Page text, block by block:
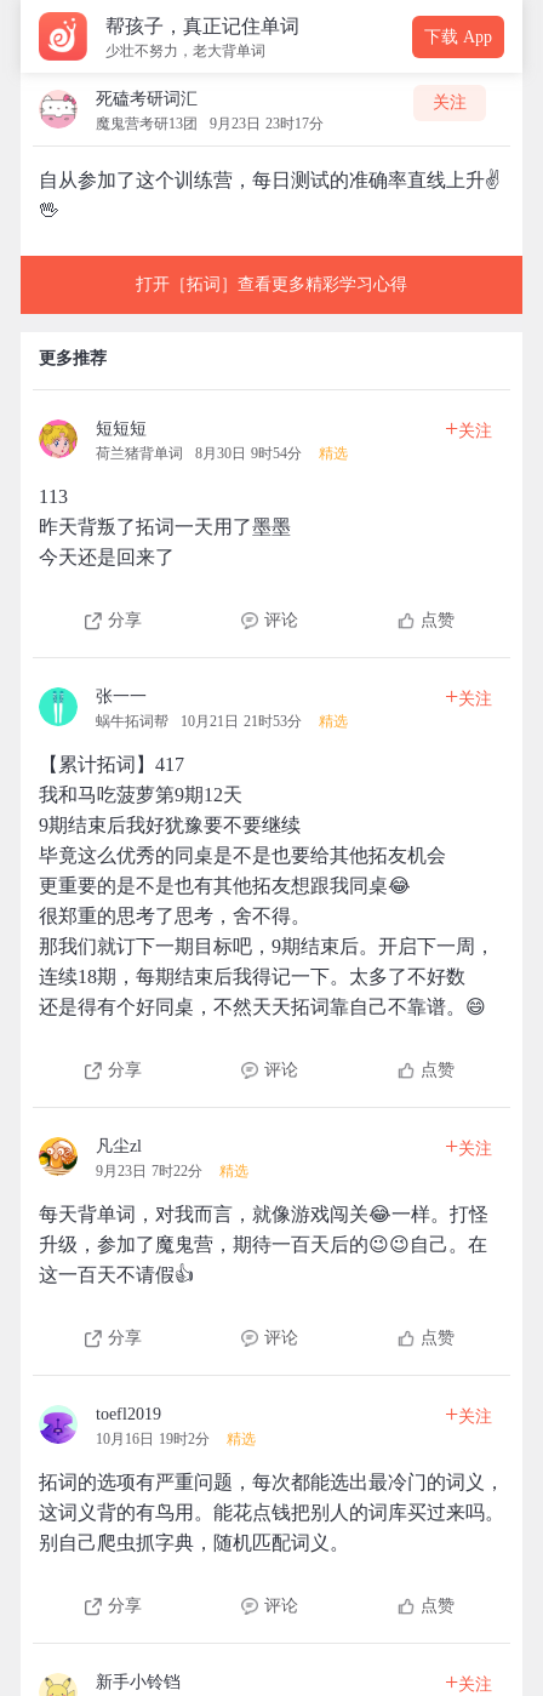
帮孩子，真正记住单词
少壮不努力，老大背单词
下载 App
死磕考研词汇
魔鬼营考研13团 9月23日 23时17分
关注
自从参加了这个训练营，每日测试的准确率直线上升✌
🖖
打开［拓词］查看更多精彩学习心得
更多推荐
短短短
荷兰猪背单词 8月30日 9时54分 精选
+关注
113
昨天背叛了拓词一天用了墨墨
今天还是回来了
分享 评论 点赞
张一一
蜗牛拓词帮 10月21日 21时53分 精选
+关注
【累计拓词】417
我和马吃菠萝第9期12天
9期结束后我好犹豫要不要继续
毕竟这么优秀的同桌是不是也要给其他拓友机会
更重要的是不是也有其他拓友想跟我同桌😂
很郑重的思考了思考，舍不得。
那我们就订下一期目标吧，9期结束后。开启下一周，
连续18期，每期结束后我得记一下。太多了不好数
还是得有个好同桌，不然天天拓词靠自己不靠谱。😄
分享 评论 点赞
凡尘zl
9月23日 7时22分 精选
+关注
每天背单词，对我而言，就像游戏闯关😂一样。打怪
升级，参加了魔鬼营，期待一百天后的😉😉自己。在
这一百天不请假👍
分享 评论 点赞
toefl2019
10月16日 19时2分 精选
+关注
拓词的选项有严重问题，每次都能选出最冷门的词义，
这词义背的有鸟用。能花点钱把别人的词库买过来吗。
别自己爬虫抓字典，随机匹配词义。
分享 评论 点赞
新手小铃铛 +关注